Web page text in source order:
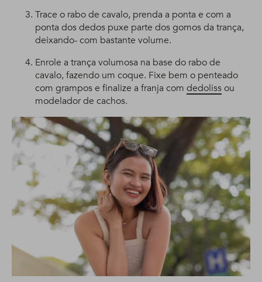
Trace o rabo de cavalo, prenda a ponta e com a
ponta dos dedos puxe parte dos gomos da trança,
deixando- com bastante volume.
Enrole a trança volumosa na base do rabo de
cavalo, fazendo um coque. Fixe bem o penteado
com grampos e finalize a franja com dedolissou
modelador de cachos.